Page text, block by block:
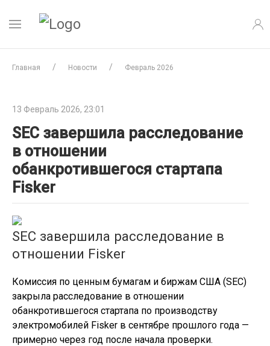
Главная Новости Февраль 2026
13 Февраль 2026, 23:01
SEC завершила расследование
в отношении
обанкротившегося стартапа
Fisker
SEC завершила расследование в
отношении Fisker
Комиссия по ценным бумагам и биржам США (SEC)
закрыла расследование в отношении
обанкротившегося стартапа по производству
электромобилей Fisker в сентябре прошлого года —
примерно через год после начала проверки.